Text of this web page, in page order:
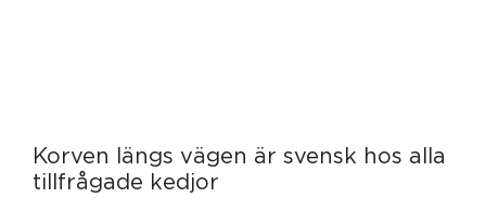
Korven längs vägen är svensk hos alla
tillfrågade kedjor